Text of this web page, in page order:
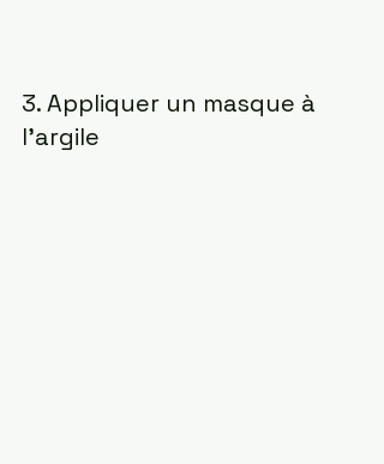
3. Appliquer un masque à
l’argile